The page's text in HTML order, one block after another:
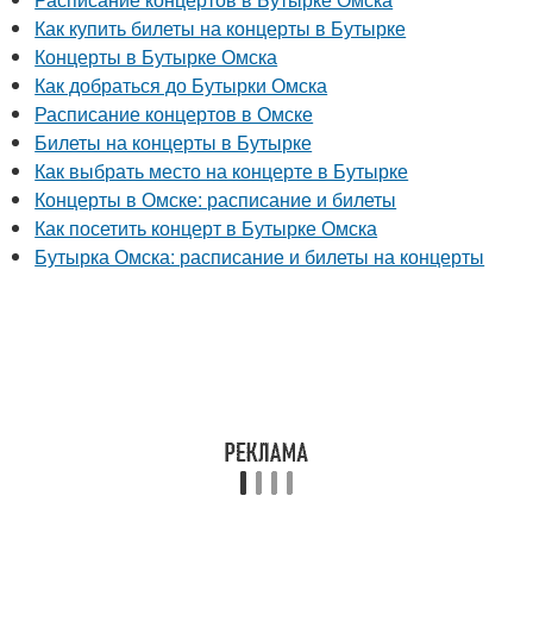
Как купить билеты на концерты в Бутырке
Концерты в Бутырке Омска
Как добраться до Бутырки Омска
Расписание концертов в Омске
Билеты на концерты в Бутырке
Как выбрать место на концерте в Бутырке
Концерты в Омске: расписание и билеты
Как посетить концерт в Бутырке Омска
Бутырка Омска: расписание и билеты на концерты